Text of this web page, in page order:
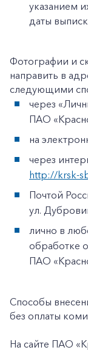
указанием
даты
Фотографии и
направить в
следующими
через
ПАО
на
через
http://krsk-
Почтой
ул.
лично в
обработке
ПАО
Способы
без оплаты
На сайте ПАО